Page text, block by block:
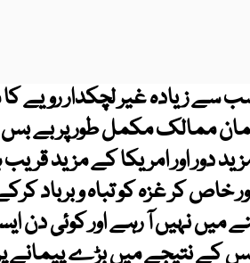
سے زیادہ غیر لچکدار رویے
ممالک مکمل طور پر بے بس
دور اور امریکا کے مزید
خاص کر غزہ کو تباہ و برباد
نہیں آ رہے اور کوئی دن
کے نتیجے میں بڑے پیمانے